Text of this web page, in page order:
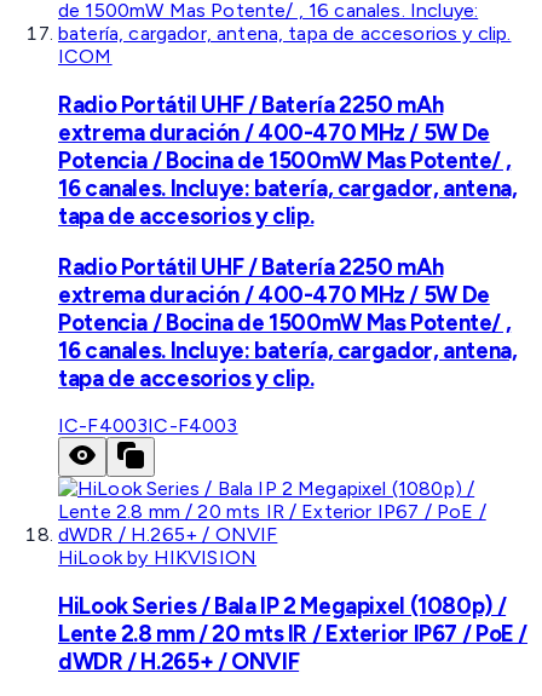
ICOM
Radio Portátil UHF / Batería 2250 mAh
extrema duración / 400-470 MHz / 5W De
Potencia / Bocina de 1500mW Mas Potente/ ,
16 canales. Incluye: batería, cargador, antena,
tapa de accesorios y clip.
Radio Portátil UHF / Batería 2250 mAh
extrema duración / 400-470 MHz / 5W De
Potencia / Bocina de 1500mW Mas Potente/ ,
16 canales. Incluye: batería, cargador, antena,
tapa de accesorios y clip.
IC-F4003IC-F4003
HiLook by HIKVISION
HiLook Series / Bala IP 2 Megapixel (1080p) /
Lente 2.8 mm / 20 mts IR / Exterior IP67 / PoE /
dWDR / H.265+ / ONVIF